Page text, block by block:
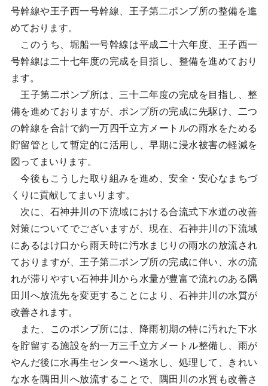
号幹線や王子西一号幹線、王子第二ポンプ所の整備を進
めております。
このうち、堀船一号幹線は平成二十六年度、王子西一
号幹線は二十七年度の完成を目指し、整備を進めており
ます。
王子第二ポンプ所は、三十二年度の完成を目指し、整
備を進めておりますが、ポンプ所の完成に先駆け、二つ
の幹線を合計で約一万四千立方メートルの雨水をためる
貯留管として暫定的に活用し、早期に浸水被害の軽減を
図ってまいります。
今後もこうした取り組みを進め、安全・安心なまちづ
くりに貢献してまいります。
次に、石神井川の下流域における合流式下水道の改善
対策についてでございますが、現在、石神井川の下流域
にあるはけ口から雨天時に汚水まじりの雨水の放流され
ておりますが、王子第二ポンプ所の完成に伴い、水の流
れが滞りやすい石神井川から水量が豊富で流れのある隅
田川へ放流先を変更することにより、石神井川の水質が
改善されます。
また、このポンプ所には、降雨初期の特に汚れた下水
を貯留する施設を約一万三千立方メートル整備し、雨が
やんだ後に水再生センターへ送水し、処理して、きれい
な水を隅田川へ放流することで、隅田川の水質も改善さ